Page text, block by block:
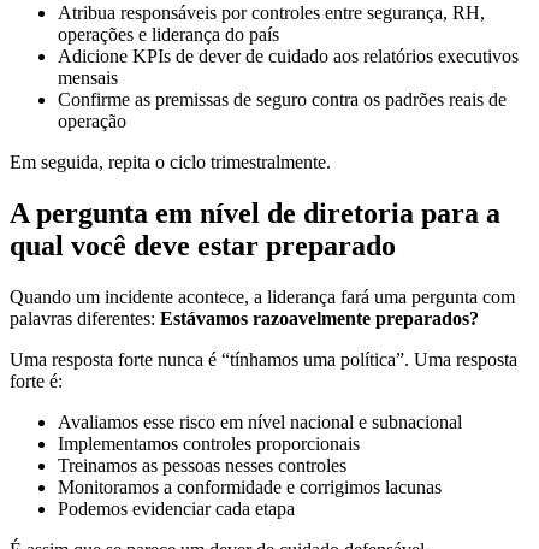
Atribua responsáveis por controles entre segurança, RH,
operações e liderança do país
Adicione KPIs de dever de cuidado aos relatórios executivos
mensais
Confirme as premissas de seguro contra os padrões reais de
operação
Em seguida, repita o ciclo trimestralmente.
A pergunta em nível de diretoria para a
qual você deve estar preparado
Quando um incidente acontece, a liderança fará uma pergunta com
palavras diferentes: Estávamos razoavelmente preparados?
Uma resposta forte nunca é “tínhamos uma política”. Uma resposta
forte é:
Avaliamos esse risco em nível nacional e subnacional
Implementamos controles proporcionais
Treinamos as pessoas nesses controles
Monitoramos a conformidade e corrigimos lacunas
Podemos evidenciar cada etapa